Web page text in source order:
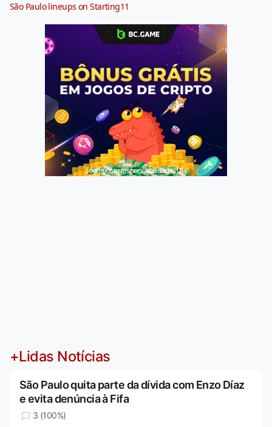
São Paulo lineups on Starting11
Jogue com responsabilidade. 18+
+Lidas Notícias
São Paulo quita parte da dívida com Enzo Díaz
e evita denúncia à Fifa
3 (100%)